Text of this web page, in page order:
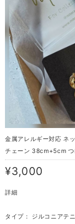
金属アレルギー対応 ネ
チェーン 38cm+5cm つ
¥3,000
詳細
タイプ： ジルコニアテ